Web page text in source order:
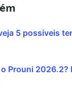
5 possíveis
Prouni 2026.2?